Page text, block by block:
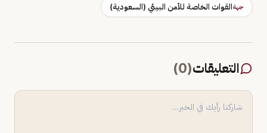
جهةالقوات الخاصة للأمن البيئي (السعودية)
التعليقات(
0
)